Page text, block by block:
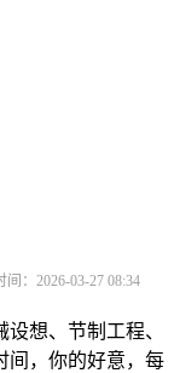
间：2026-03-27 08:34
想、节制工程、
间，你的好意，每